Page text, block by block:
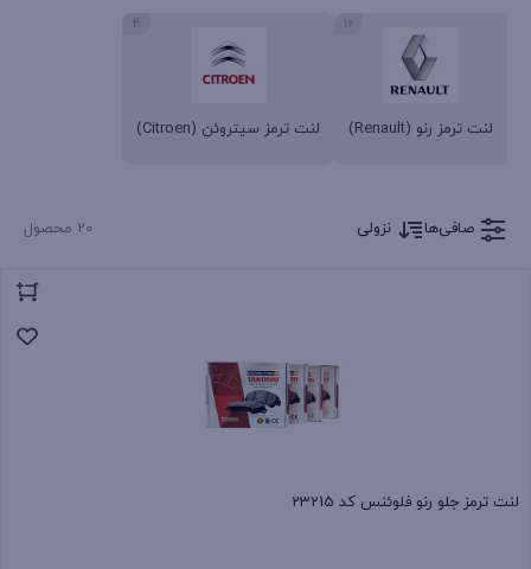
لنت ترمز رنو (Renault)
16
لنت ترمز سیتروئن (Citroen)
4
20 محصول صافی‌ها نزولی
لنت ترمز جلو رنو فلوئنس کد 23215